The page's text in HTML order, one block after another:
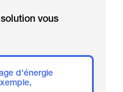
vous
d'énergie